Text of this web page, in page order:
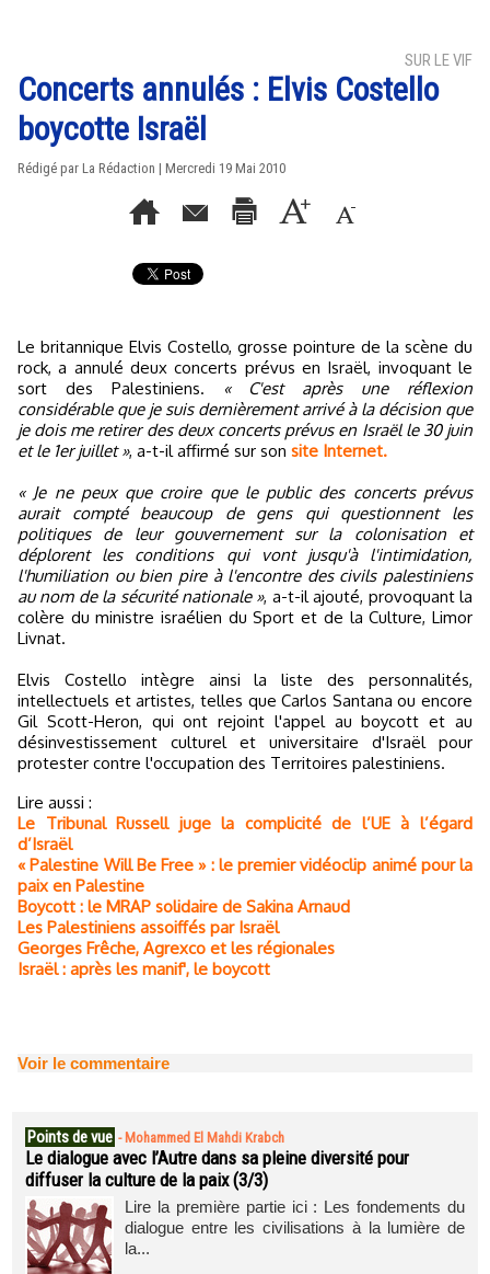
SUR LE VIF
Concerts annulés : Elvis Costello
boycotte Israël
Rédigé par La Rédaction | Mercredi 19 Mai 2010
Le britannique Elvis Costello, grosse pointure de la scène du
rock, a annulé deux concerts prévus en Israël, invoquant le
sort des Palestiniens.
« C'est après une réflexion
considérable que je suis dernièrement arrivé à la décision que
je dois me retirer des deux concerts prévus en Israël le 30 juin
et le 1er juillet », a-t-il affirmé sur son site Internet.
« Je ne peux que croire que le public des concerts prévus
aurait compté beaucoup de gens qui questionnent les
politiques de leur gouvernement sur la colonisation et
déplorent les conditions qui vont jusqu'à l'intimidation,
l'humiliation ou bien pire à l'encontre des civils palestiniens
au nom de la sécurité nationale », a-t-il ajouté, provoquant la
colère du ministre israélien du Sport et de la Culture, Limor
Livnat.
Elvis Costello intègre ainsi la liste des personnalités,
intellectuels et artistes, telles que Carlos Santana ou encore
Gil Scott-Heron, qui ont rejoint l'appel au boycott et au
désinvestissement culturel et universitaire d'Israël pour
protester contre l'occupation des Territoires palestiniens.
Lire aussi :
Le Tribunal Russell juge la complicité de l’UE à l’égard
d’Israël
« Palestine Will Be Free » : le premier vidéoclip animé pour la
paix en Palestine
Boycott : le MRAP solidaire de Sakina Arnaud
Les Palestiniens assoiffés par Israël
Georges Frêche, Agrexco et les régionales
Israël : après les manif', le boycott
Voir le commentaire
Points de vue - Mohammed El Mahdi Krabch
Le dialogue avec l’Autre dans sa pleine diversité pour
diffuser la culture de la paix (3/3)
Lire la première partie ici : Les fondements du
dialogue entre les civilisations à la lumière de
la...